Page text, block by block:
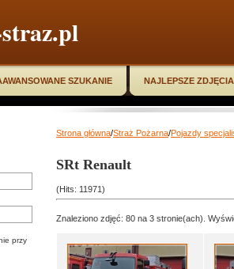
SZUKANIE NAJLEPSZE ZDJĘCIA
przy
Strona główna/Straż Pożarna/Pojazdy
SRt Renault
(Hits: 11971)
Znaleziono zdjęć: 80 na 3 stronie(ach).